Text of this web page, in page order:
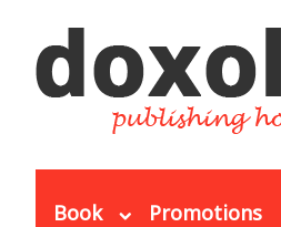
Book Promotions